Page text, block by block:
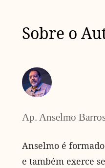
Sobre o
Ap. Anselmo
Anselmo é
e também exerce